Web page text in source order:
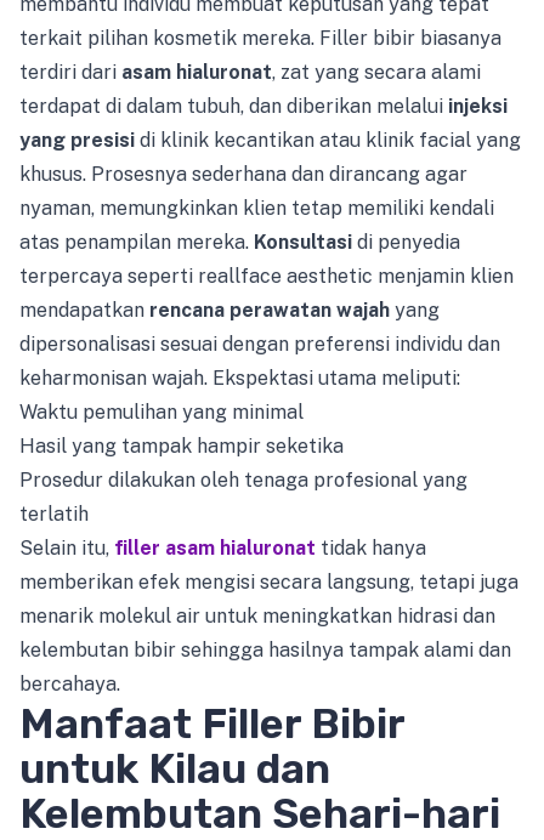
terkait pilihan kosmetik mereka. Filler bibir biasanya
terdiri dari asam hialuronat, zat yang secara alami
terdapat di dalam tubuh, dan diberikan melalui injeksi
yang presisi di klinik kecantikan atau klinik facial yang
khusus. Prosesnya sederhana dan dirancang agar
nyaman, memungkinkan klien tetap memiliki kendali
atas penampilan mereka. Konsultasi di penyedia
terpercaya seperti reallface aesthetic menjamin klien
mendapatkan rencana perawatan wajah yang
dipersonalisasi sesuai dengan preferensi individu dan
keharmonisan wajah. Ekspektasi utama meliputi:
Waktu pemulihan yang minimal
Hasil yang tampak hampir seketika
Prosedur dilakukan oleh tenaga profesional yang
terlatih
Selain itu, filler asam hialuronat tidak hanya
memberikan efek mengisi secara langsung, tetapi juga
menarik molekul air untuk meningkatkan hidrasi dan
kelembutan bibir sehingga hasilnya tampak alami dan
bercahaya.
Manfaat Filler Bibir
untuk Kilau dan
Kelembutan Sehari-hari